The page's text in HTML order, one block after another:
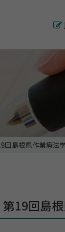
回島根県作業療
第19回